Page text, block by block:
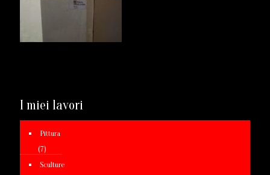
I miei lavori
Pittura
(7)
Sculture